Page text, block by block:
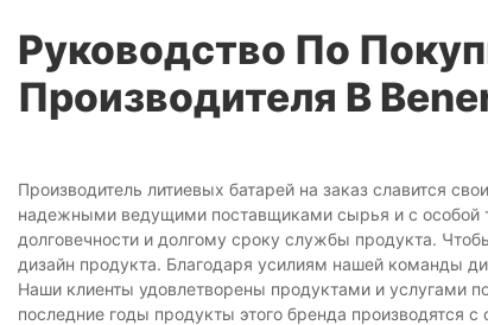
Руководство По
Производителя В
Производитель литиевых батарей на заказ славится
надежными ведущими поставщиками сырья и с особой
долговечности и долгому сроку службы продукта.
дизайн продукта. Благодаря усилиям нашей команды
Наши клиенты удовлетворены продуктами и услугами
последние годы продукты этого бренда производятся